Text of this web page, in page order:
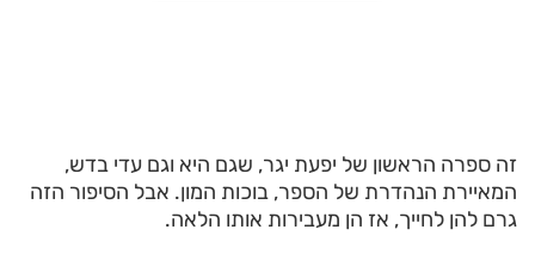
זה ספרה הראשון של יפעת יגר, שגם היא וגם עדי בדש,
המאיירת הנהדרת של הספר, בוכות המון. אבל הסיפור הזה
גרם להן לחייך, אז הן מעבירות אותו הלאה.